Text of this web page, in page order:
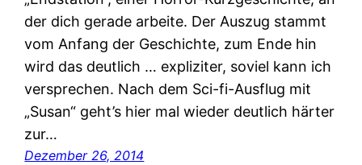
der dich gerade arbeite. Der Auszug stammt
vom Anfang der Geschichte, zum Ende hin
wird das deutlich … expliziter, soviel kann ich
versprechen. Nach dem Sci-fi-Ausflug mit
„Susan“ geht’s hier mal wieder deutlich härter
zur…
Dezember 26, 2014